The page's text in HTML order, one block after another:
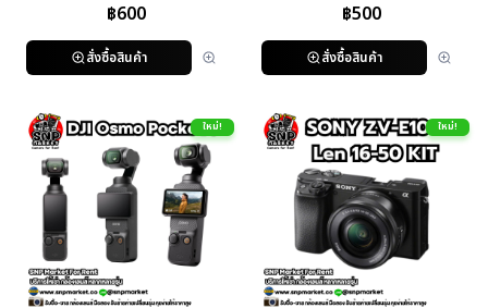
฿600
สั่งซื้อสินค้า
฿500
สั่งซื้อสินค้า
ใหม่! ใหม่!